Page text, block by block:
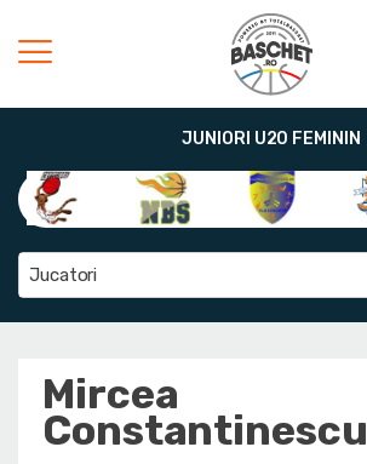
JUNIORI U20 FEMININ
Jucatori
Mircea
Constantinescu